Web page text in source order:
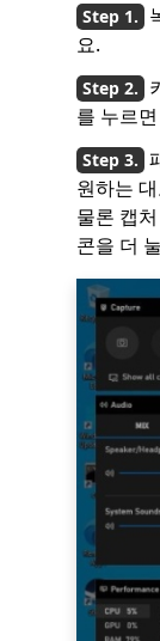
요.
를 누르
원하는
물론 캡
콘을 더